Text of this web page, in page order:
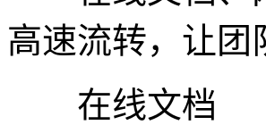
高速流转，让团
在线文档